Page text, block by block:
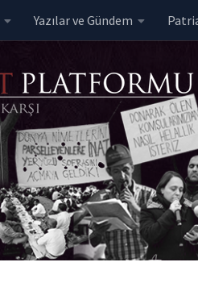
Yazılar ve Gündem